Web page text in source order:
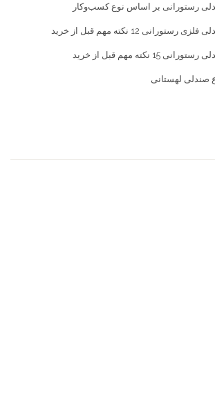
رستورانی بر اساس نوع کسب‌و‌کار
12 نکته مهم قبل از خرید
نکته مهم قبل از خرید
صندلی لهستانی